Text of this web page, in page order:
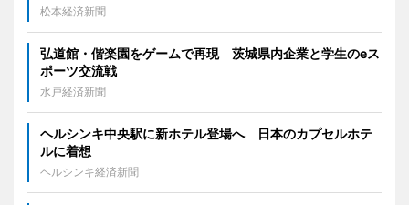
松本経済新聞
弘道館・偕楽園をゲームで再現 茨城県内企業と学生のeス
ポーツ交流戦
水戸経済新聞
ヘルシンキ中央駅に新ホテル登場へ 日本のカプセルホテ
ルに着想
ヘルシンキ経済新聞